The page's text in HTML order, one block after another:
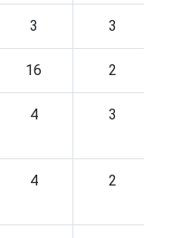
3 3
16 2
4 3
4 2